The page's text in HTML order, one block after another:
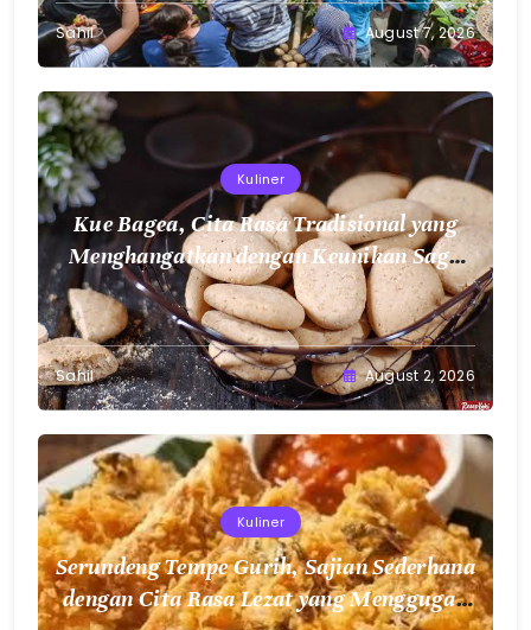
Sahil August 7, 2026
Kuliner
Kue Bagea, Cita Rasa Tradisional yang
Menghangatkan dengan Keunikan Sagu
Nusantara
Sahil August 2, 2026
Kuliner
Serundeng Tempe Gurih, Sajian Sederhana
dengan Cita Rasa Lezat yang Menggugah